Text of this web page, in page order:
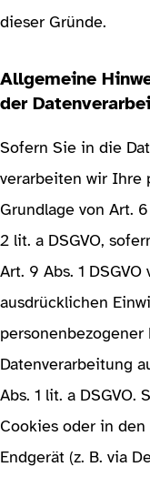
dieser Gründe.
Allgemeine
der
Sofern Sie in die
verarbeiten wir Ihre
Grundlage von Art.
2 lit. a DSGVO,
Art. 9 Abs. 1
ausdrücklichen
Datenverarbeitung
Abs. 1 lit. a
Cookies oder in
Endgerät (z. B. via